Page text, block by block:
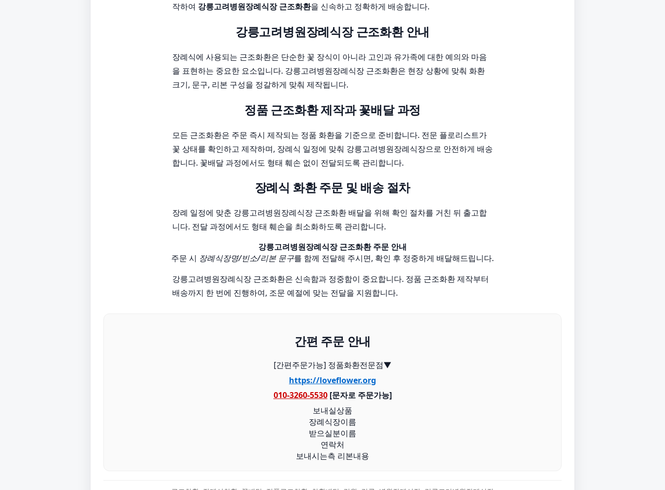
작하여 강릉고려병원장례식장 근조화환을 신속하고 정확하게 배송합니다.
강릉고려병원장례식장 근조화환 안내
장례식에 사용되는 근조화환은 단순한 꽃 장식이 아니라 고인과 유가족에 대한 예의와 마음
을 표현하는 중요한 요소입니다. 강릉고려병원장례식장 근조화환은 현장 상황에 맞춰 화환
크기, 문구, 리본 구성을 정갈하게 맞춰 제작됩니다.
정품 근조화환 제작과 꽃배달 과정
모든 근조화환은 주문 즉시 제작되는 정품 화환을 기준으로 준비합니다. 전문 플로리스트가
꽃 상태를 확인하고 제작하며, 장례식 일정에 맞춰 강릉고려병원장례식장으로 안전하게 배송
합니다. 꽃배달 과정에서도 형태 훼손 없이 전달되도록 관리합니다.
장례식 화환 주문 및 배송 절차
장례 일정에 맞춘 강릉고려병원장례식장 근조화환 배달을 위해 확인 절차를 거친 뒤 출고합
니다. 전달 과정에서도 형태 훼손을 최소화하도록 관리합니다.
강릉고려병원장례식장 근조화환 주문 안내
주문 시 장례식장명/빈소/리본 문구를 함께 전달해 주시면, 확인 후 정중하게 배달해드립니다.
강릉고려병원장례식장 근조화환은 신속함과 정중함이 중요합니다. 정품 근조화환 제작부터
배송까지 한 번에 진행하여, 조문 예절에 맞는 전달을 지원합니다.
간편 주문 안내
[간편주문가능] 정품화환전문점▼
https://loveflower.org
010-3260-5530[문자로 주문가능]
보내실상품
장례식장이름
받으실분이름
연락처
보내시는측 리본내용